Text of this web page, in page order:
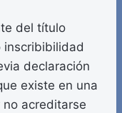
del título
inscribibilidad
declaración
existe en una
acreditarse